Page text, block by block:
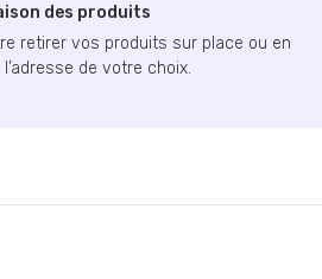
des produits
retirer vos produits sur place ou en
l’adresse de votre choix.